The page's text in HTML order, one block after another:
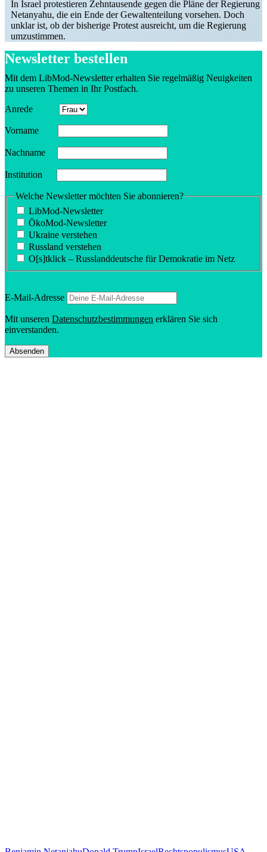
In Israel protes­tieren Zehntau­sende gegen die Pläne der Regierung
Netanyahu, die ein Ende der Gewal­ten­teilung vorsehen. Doch
unklar ist, ob der bisherige Protest ausreicht, um die Regierung
umzustimmen.
Newsletter bestellen
Mit dem LibMod-Newsletter erhalten Sie regel­mäßig Neuig­keiten
zu unseren Themen in Ihr Postfach.
Anrede
Vorname
Nachname
Insti­tution
Welche Newsletter möchten Sie abonnieren?
LibMod-Newsletter
ÖkoMod-Newsletter
Ukraine verstehen
Russland verstehen
O[s]tklick – Russland­deutsche für Demokratie im Netz
E‑Mail-Adresse
Mit unseren Daten­schutz­be­stim­mungen erklären Sie sich
einverstanden.